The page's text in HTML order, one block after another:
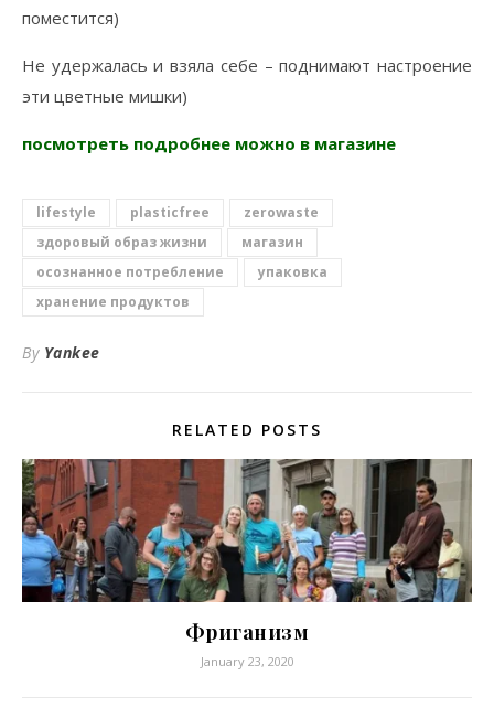
поместится)
Не удержалась и взяла себе – поднимают настроение
эти цветные мишки)
посмотреть подробнее можно в магазине
lifestyle plasticfree
zerowaste
здоровый образ жизни
магазин
осознанное потребление
упаковка
хранение продуктов
By Yankee
RELATED POSTS
Фриганизм
January 23, 2020